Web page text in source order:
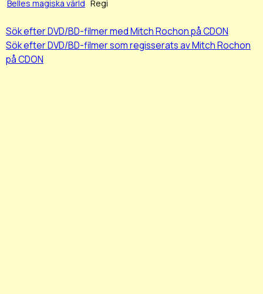
Belles magiska värld Regi
Sök efter DVD/BD-filmer med Mitch Rochon på CDON
Sök efter DVD/BD-filmer som regisserats av Mitch Rochon
på CDON